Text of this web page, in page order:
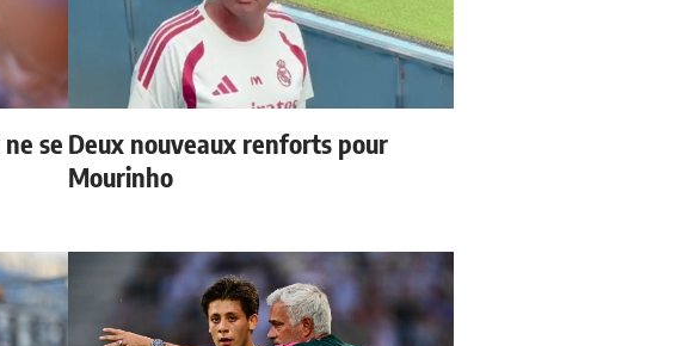
se Deux nouveaux renforts pour
Mourinho